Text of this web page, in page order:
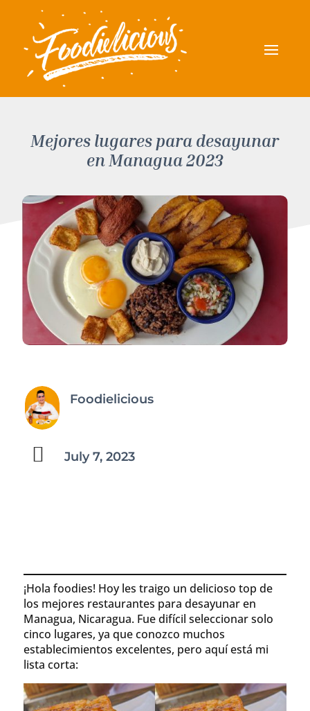
Mejores lugares para desayunar
en Managua 2023
Foodielicious
 July 7, 2023
¡Hola foodies! Hoy les traigo un delicioso top de
los mejores restaurantes para desayunar en
Managua, Nicaragua. Fue difícil seleccionar solo
cinco lugares, ya que conozco muchos
establecimientos excelentes, pero aquí está mi
lista corta: